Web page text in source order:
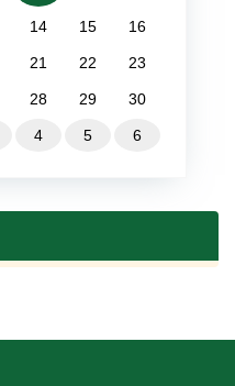
14 15 16
21 22 23
28 29 30
4 5 6